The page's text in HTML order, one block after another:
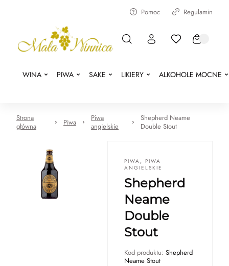
Pomoc Regulamin
WINA PIWA SAKE LIKIERY ALKOHOLE MOCNE
Strona
główna
Piwa
Piwa
angielskie
Shepherd Neame
Double Stout
PIWA , PIWA
ANGIELSKIE
Shepherd
Neame
Double
Stout
Kod produktu: Shepherd
Neame Stout